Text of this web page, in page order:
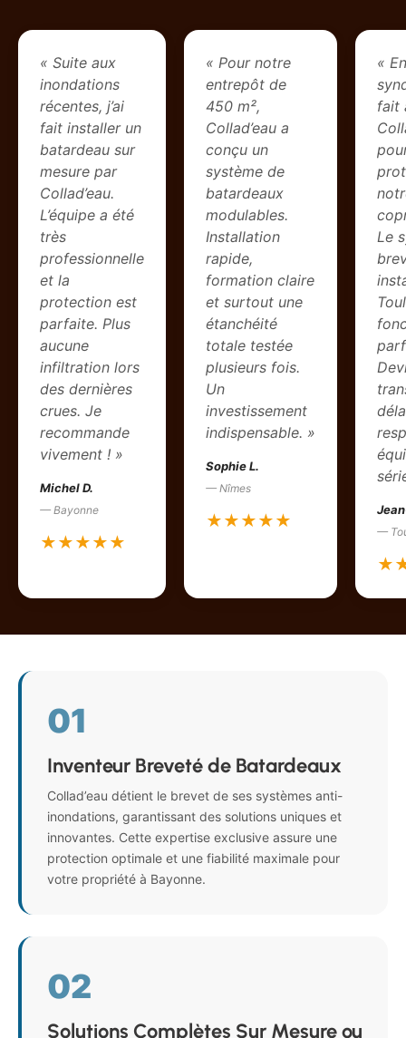
« Suite aux
inondations
récentes, j’ai
fait installer un
batardeau sur
mesure par
Collad’eau.
L’équipe a été
très
professionnelle
et la
protection est
parfaite. Plus
aucune
infiltration lors
des dernières
crues. Je
recommande
vivement ! »
Michel D.
— Bayonne
★★★★★
« Pour notre
entrepôt de
450 m²,
Collad’eau a
conçu un
système de
batardeaux
modulables.
Installation
rapide,
formation claire
et surtout une
étanchéité
totale testée
plusieurs fois.
Un
investissement
indispensable. »
Sophie L.
— Nîmes
★★★★★
«
fait
Le
—
01
Inventeur Breveté de Batardeaux
Collad’eau détient le brevet de ses systèmes anti-
inondations, garantissant des solutions uniques et
innovantes. Cette expertise exclusive assure une
protection optimale et une fiabilité maximale pour
votre propriété à Bayonne.
02
Solutions Complètes Sur Mesure ou